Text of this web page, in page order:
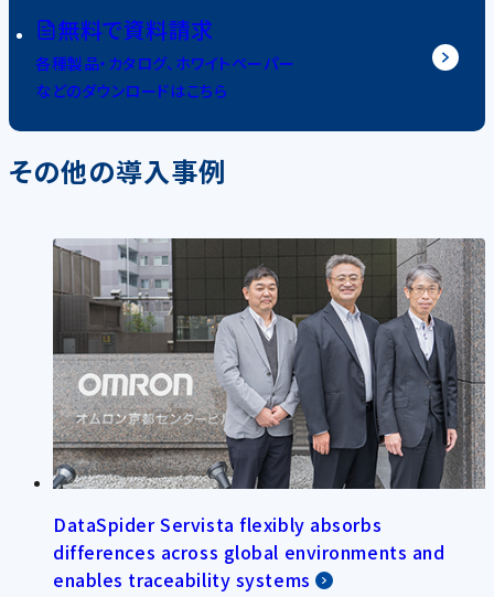
無料で資料請求
各種製品・カタログ、ホワイトペーパー
などのダウンロードはこちら
その他の導入事例
DataSpider Servista flexibly absorbs
differences across global environments and
enables traceability systems